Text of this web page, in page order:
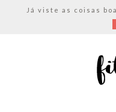
Já viste as coisas